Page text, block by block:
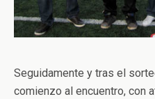
Seguidamente y tras el
comienzo al encuentro, con